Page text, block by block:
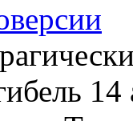
14